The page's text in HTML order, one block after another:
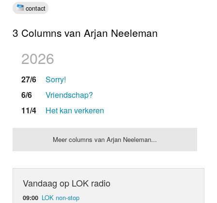
contact
3 Columns van Arjan Neeleman
2026
27/6
Sorry!
6/6
Vriendschap?
11/4
Het kan verkeren
Meer columns van Arjan Neeleman...
Vandaag op LOK radio
09:00 LOK non-stop